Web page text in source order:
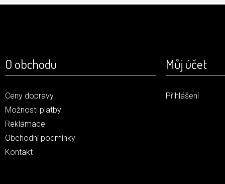
O obchodu
Ceny dopravy
Možnosti platby
Reklamace
Obchodní podmínky
Kontakt
Můj účet
Přihlášení